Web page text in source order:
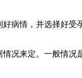
病情，并选择好
况来定。一般情